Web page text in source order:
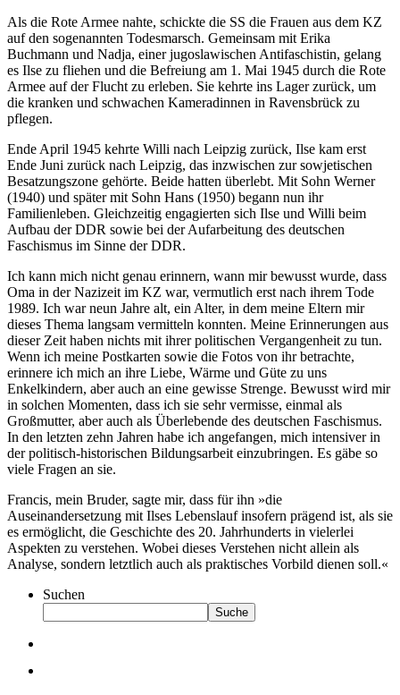
Als die Rote Armee nahte, schickte die SS die Frauen aus dem KZ
auf den sogenannten Todesmarsch. Gemeinsam mit Erika
Buchmann und Nadja, einer jugoslawischen Antifaschistin, gelang
es Ilse zu fliehen und die Befreiung am 1. Mai 1945 durch die Rote
Armee auf der Flucht zu erleben. Sie kehrte ins Lager zurück, um
die kranken und schwachen Kameradinnen in Ravensbrück zu
pflegen.
Ende April 1945 kehrte Willi nach Leipzig zurück, Ilse kam erst
Ende Juni zurück nach Leipzig, das inzwischen zur sowjetischen
Besatzungszone gehörte. Beide hatten überlebt. Mit Sohn Werner
(1940) und später mit Sohn Hans (1950) begann nun ihr
Familienleben. Gleichzeitig engagierten sich Ilse und Willi beim
Aufbau der DDR sowie bei der Aufarbeitung des deutschen
Faschismus im Sinne der DDR.
Ich kann mich nicht genau erinnern, wann mir bewusst wurde, dass
Oma in der Nazizeit im KZ war, vermutlich erst nach ihrem Tode
1989. Ich war neun Jahre alt, ein Alter, in dem meine Eltern mir
dieses Thema langsam vermitteln konnten. Meine Erinnerungen aus
dieser Zeit haben nichts mit ihrer politischen Vergangenheit zu tun.
Wenn ich meine Postkarten sowie die Fotos von ihr betrachte,
erinnere ich mich an ihre Liebe, Wärme und Güte zu uns
Enkelkindern, aber auch an eine gewisse Strenge. Bewusst wird mir
in solchen Momenten, dass ich sie sehr vermisse, einmal als
Großmutter, aber auch als Überlebende des deutschen Faschismus.
In den letzten zehn Jahren habe ich angefangen, mich intensiver in
der politisch-historischen Bildungsarbeit einzubringen. Es gäbe so
viele Fragen an sie.
Francis, mein Bruder, sagte mir, dass für ihn »die
Auseinandersetzung mit Ilses Lebenslauf insofern prägend ist, als sie
es ermöglicht, die Geschichte des 20. Jahrhunderts in vielerlei
Aspekten zu verstehen. Wobei dieses Verstehen nicht allein als
Analyse, sondern letztlich auch als praktisches Vorbild dienen soll.«
Suchen
Suche